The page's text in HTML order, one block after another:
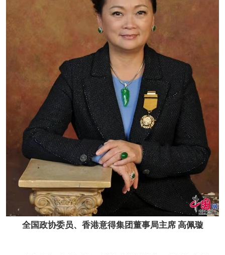
全国政协委员、香港意得集团董事局主席 高佩璇